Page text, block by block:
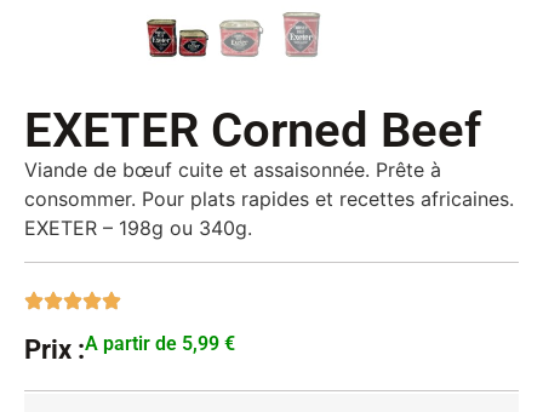
EXETER Corned Beef
Viande de bœuf cuite et assaisonnée. Prête à
consommer. Pour plats rapides et recettes africaines.
EXETER – 198g ou 340g.
Prix :A partir de 5,99 €